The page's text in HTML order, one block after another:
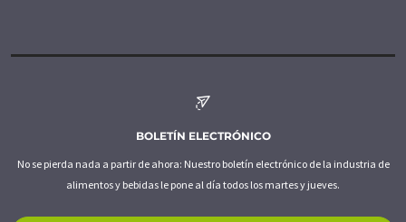
BOLETÍN ELECTRÓNICO
No se pierda nada a partir de ahora: Nuestro boletín electrónico de la industria de
alimentos y bebidas le pone al día todos los martes y jueves.